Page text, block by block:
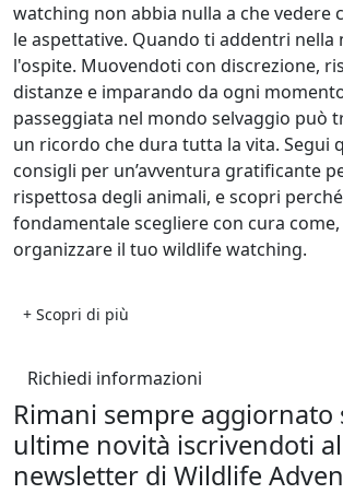
watching non abbia nulla a che vedere
le aspettative. Quando ti addentri nella
l'ospite. Muovendoti con discrezione,
distanze e imparando da ogni
passeggiata nel mondo selvaggio può
un ricordo che dura tutta la vita. Segui
consigli per un’avventura gratificante
rispettosa degli animali, e scopri
fondamentale scegliere con cura
organizzare il tuo wildlife watching.
+ Scopri di più
Richiedi informazioni
Rimani sempre aggiornato
ultime novità iscrivendoti
newsletter di Wildlife